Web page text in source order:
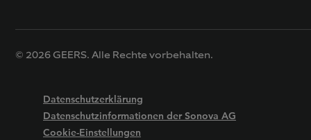
© 2026 GEERS. Alle Rechte vorbehalten.
Datenschutzerklärung
Datenschutzinformationen der Sonova AG
Cookie-Einstellungen